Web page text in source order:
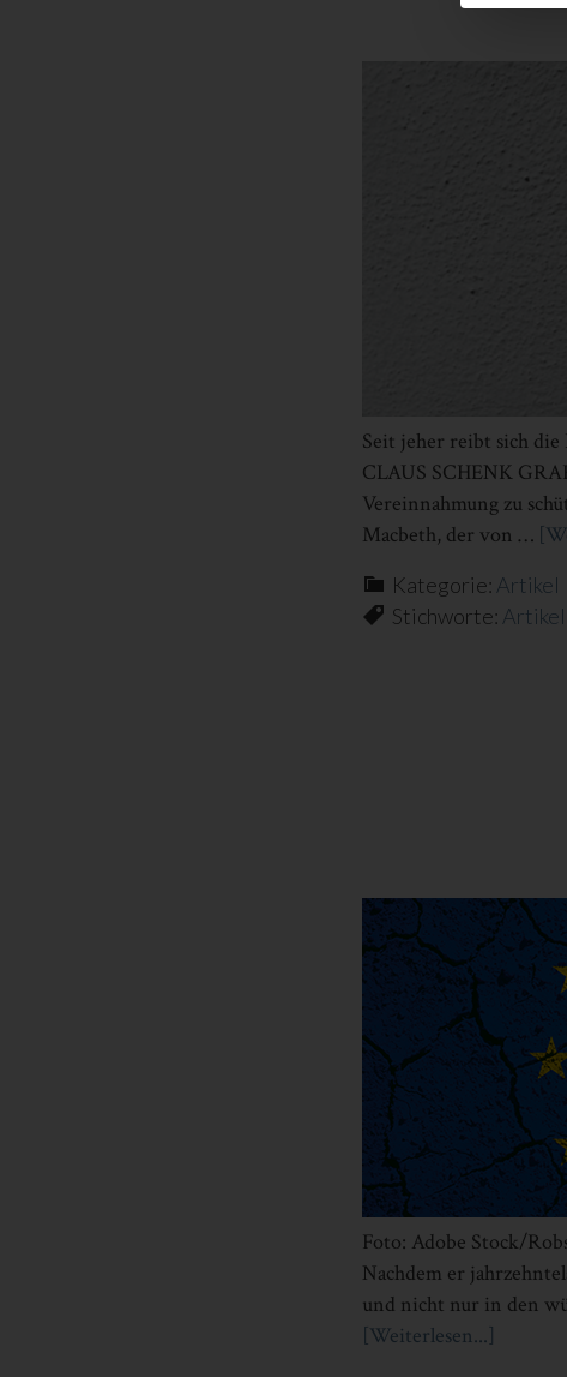
Seit jeher reibt sich
CLAUS SCHENK
Vereinnahmung zu
Macbeth, der von …
Kategorie: Artikel
Stichworte: Artikel
Foto: Adobe Stock/
Nachdem er
und nicht nur in den
[Weiterlesen...]